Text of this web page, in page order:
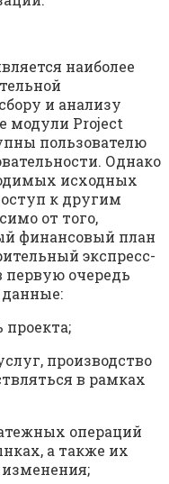
наиболее
и анализу
модули Project
пользователю
Однако
исходных
к другим
от того,
финансовый план
экспресс-
первую очередь
проекта;
производство
в рамках
операций
а также их